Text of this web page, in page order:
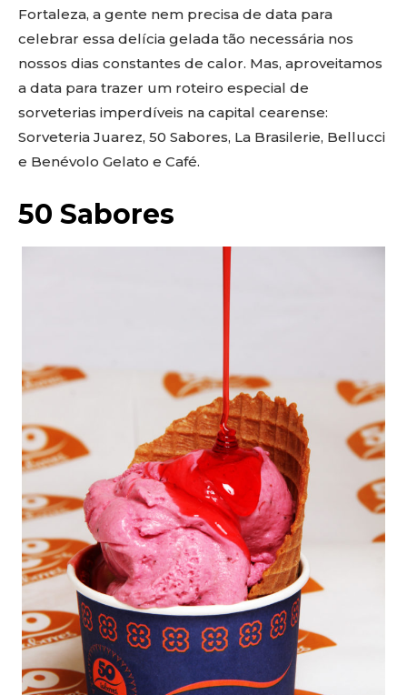
Fortaleza, a gente nem precisa de data para
celebrar essa delícia gelada tão necessária nos
nossos dias constantes de calor. Mas, aproveitamos
a data para trazer um roteiro especial de
sorveterias imperdíveis na capital cearense:
Sorveteria Juarez, 50 Sabores, La Brasilerie, Bellucci
e Benévolo Gelato e Café.
50 Sabores